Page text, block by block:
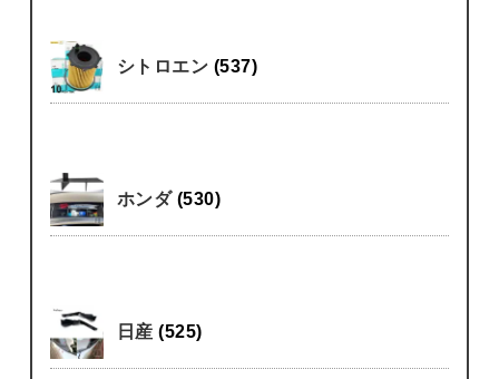
シトロエン (537)
ホンダ (530)
日産(525)